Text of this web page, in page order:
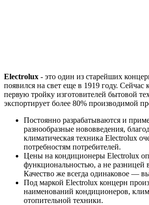
Electrolux - это один из старейших
появился на свет еще в 1919 году. Сейчас
первую тройку изготовителей бытовой
экспортирует более 80% производимой
Постоянно разрабатываются и
разнообразные нововведения,
климатическая техника Electrolux
потребностям потребителей.
Цены на кондиционеры Electrolux
функциональностью, а не разницей
Качество же всегда одинаковое —
Под маркой Electrolux концерн
наименований кондиционеров,
отопительной техники.